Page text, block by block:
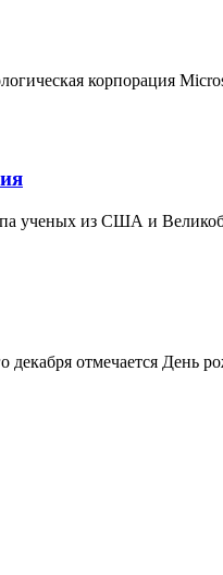
корпорация
ученых из США и
отмечается День